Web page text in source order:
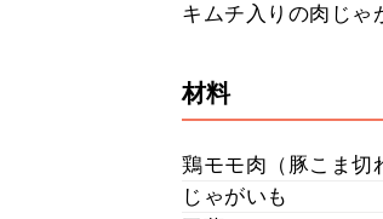
キムチ入りの肉じゃ
材料
鶏モモ肉（豚こま切
じゃがいも